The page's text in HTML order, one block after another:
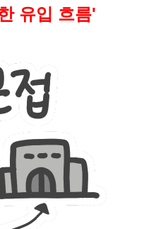
유입 흐름'